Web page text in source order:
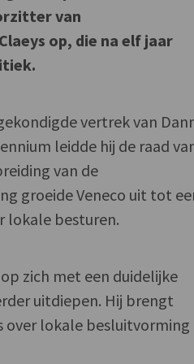
van
op, die na elf jaar
vertrek van
leidde hij de raad
van de
groeide Veneco uit tot
lokale besturen.
zich met een duidelijke
uitdiepen. Hij brengt
over lokale besluitvorming